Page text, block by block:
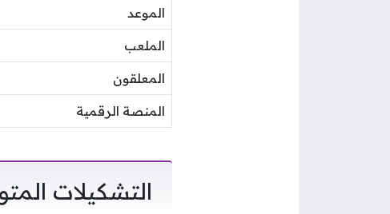
الموعد
الملعب
المعلقون
المنصة الرقمية
التشكيلات